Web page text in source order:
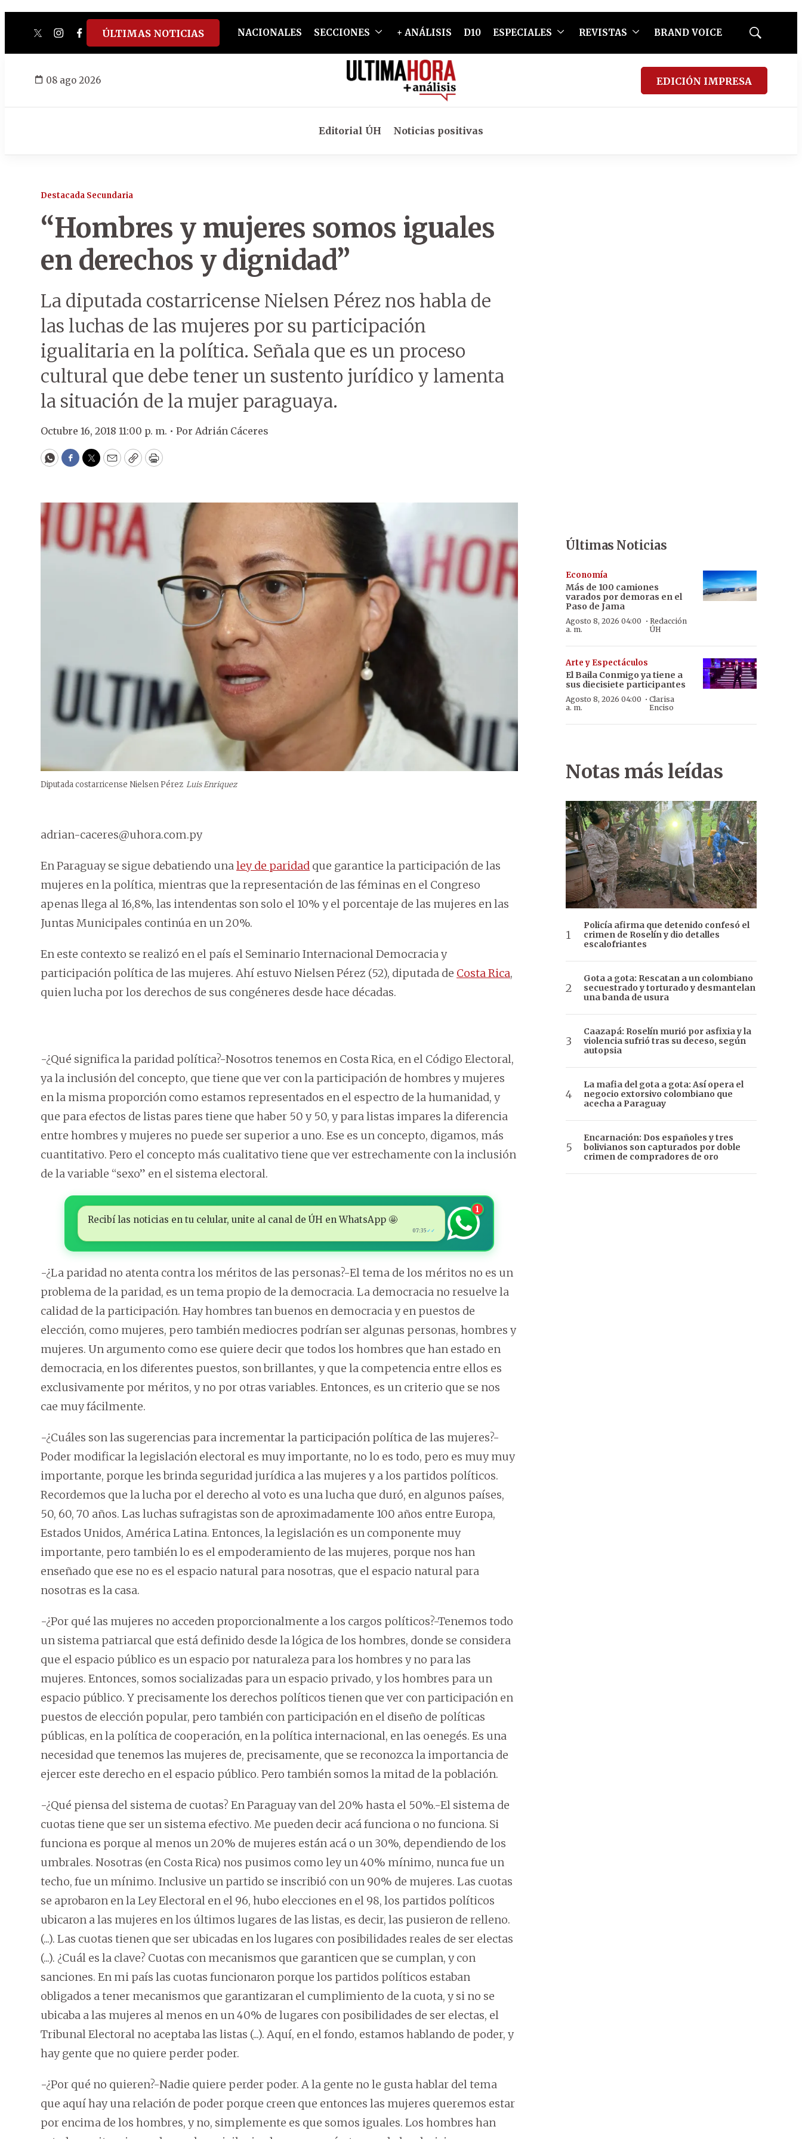
twitterinstagram
facebook
tiktokyoutube
spotify
ÚLTIMAS NOTICIAS NACIONALES SECCIONES + ANÁLISIS D10 ESPECIALES REVISTAS BRAND VOICE
Mostrar
08 ago 2026 EDICIÓN IMPRESA
Editorial ÚH Noticias positivas
Destacada Secundaria
“Hombres y mujeres somos iguales
en derechos y dignidad”
La diputada costarricense Nielsen Pérez nos habla de
las luchas de las mujeres por su participación
igualitaria en la política. Señala que es un proceso
cultural que debe tener un sustento jurídico y lamenta
la situación de la mujer paraguaya.
Octubre 16, 2018 11:00 p. m. • Por Adrián Cáceres
WhatsApp
Facebook
Twitter
EmailCopyPrint
Diputada costarricense Nielsen Pérez Luis Enriquez
adrian-caceres@uhora.com.py
En Paraguay se sigue debatiendo unaley de paridad que garantice la participación de las
mujeres en la política, mientras que la representación de las féminas en el Congreso
apenas llega al 16,8%, las intendentas son solo el 10% y el porcentaje de las mujeres en las
Juntas Municipales continúa en un 20%.
En este contexto se realizó en el país el Seminario Internacional Democracia y
participación política de las mujeres. Ahí estuvo Nielsen Pérez (52), diputada de Costa Rica,
quien lucha por los derechos de sus congéneres desde hace décadas.
-¿Qué significa la paridad política?-Nosotros tenemos en Costa Rica, en el Código Electoral,
ya la inclusión del concepto, que tiene que ver con la participación de hombres y mujeres
en la misma proporción como estamos representados en el espectro de la humanidad, y
que para efectos de listas pares tiene que haber 50 y 50, y para listas impares la diferencia
entre hombres y mujeres no puede ser superior a uno. Ese es un concepto, digamos, más
cuantitativo. Pero el concepto más cualitativo tiene que ver estrechamente con la inclusión
de la variable “sexo” en el sistema electoral.
Recibí las noticias en tu celular, unite al canal de ÚH en WhatsApp 🤩
07:35 ✓✓
1
-¿La paridad no atenta contra los méritos de las personas?-El tema de los méritos no es un
problema de la paridad, es un tema propio de la democracia. La democracia no resuelve la
calidad de la participación. Hay hombres tan buenos en democracia y en puestos de
elección, como mujeres, pero también mediocres podrían ser algunas personas, hombres y
mujeres. Un argumento como ese quiere decir que todos los hombres que han estado en
democracia, en los diferentes puestos, son brillantes, y que la competencia entre ellos es
exclusivamente por méritos, y no por otras variables. Entonces, es un criterio que se nos
cae muy fácilmente.
-¿Cuáles son las sugerencias para incrementar la participación política de las mujeres?-
Poder modificar la legislación electoral es muy importante, no lo es todo, pero es muy muy
importante, porque les brinda seguridad jurídica a las mujeres y a los partidos políticos.
Recordemos que la lucha por el derecho al voto es una lucha que duró, en algunos países,
50, 60, 70 años. Las luchas sufragistas son de aproximadamente 100 años entre Europa,
Estados Unidos, América Latina. Entonces, la legislación es un componente muy
importante, pero también lo es el empoderamiento de las mujeres, porque nos han
enseñado que ese no es el espacio natural para nosotras, que el espacio natural para
nosotras es la casa.
-¿Por qué las mujeres no acceden proporcionalmente a los cargos políticos?-Tenemos todo
un sistema patriarcal que está definido desde la lógica de los hombres, donde se considera
que el espacio público es un espacio por naturaleza para los hombres y no para las
mujeres. Entonces, somos socializadas para un espacio privado, y los hombres para un
espacio público. Y precisamente los derechos políticos tienen que ver con participación en
puestos de elección popular, pero también con participación en el diseño de políticas
públicas, en la política de cooperación, en la política internacional, en las oenegés. Es una
necesidad que tenemos las mujeres de, precisamente, que se reconozca la importancia de
ejercer este derecho en el espacio público. Pero también somos la mitad de la población.
-¿Qué piensa del sistema de cuotas? En Paraguay van del 20% hasta el 50%.-El sistema de
cuotas tiene que ser un sistema efectivo. Me pueden decir acá funciona o no funciona. Si
funciona es porque al menos un 20% de mujeres están acá o un 30%, dependiendo de los
umbrales. Nosotras (en Costa Rica) nos pusimos como ley un 40% mínimo, nunca fue un
techo, fue un mínimo. Inclusive un partido se inscribió con un 90% de mujeres. Las cuotas
se aprobaron en la Ley Electoral en el 96, hubo elecciones en el 98, los partidos políticos
ubicaron a las mujeres en los últimos lugares de las listas, es decir, las pusieron de relleno.
(...). Las cuotas tienen que ser ubicadas en los lugares con posibilidades reales de ser electas
(...). ¿Cuál es la clave? Cuotas con mecanismos que garanticen que se cumplan, y con
sanciones. En mi país las cuotas funcionaron porque los partidos políticos estaban
obligados a tener mecanismos que garantizaran el cumplimiento de la cuota, y si no se
ubicaba a las mujeres al menos en un 40% de lugares con posibilidades de ser electas, el
Tribunal Electoral no aceptaba las listas (...). Aquí, en el fondo, estamos hablando de poder, y
hay gente que no quiere perder poder.
-¿Por qué no quieren?-Nadie quiere perder poder. A la gente no le gusta hablar del tema
que aquí hay una relación de poder porque creen que entonces las mujeres queremos estar
por encima de los hombres, y no, simplemente es que somos iguales. Los hombres han
Últimas Noticias
Economía
Más de 100 camiones
varados por demoras en el
Paso de Jama
Agosto 8, 2026 04:00
a. m.
· Redacción
ÚH
Arte y Espectáculos
El Baila Conmigo ya tiene a
sus diecisiete participantes
Agosto 8, 2026 04:00
a. m.
· Clarisa
Enciso
Notas más leídas
Policía afirma que detenido confesó el
crimen de Roselín y dio detalles
escalofriantes
Gota a gota: Rescatan a un colombiano
secuestrado y torturado y desmantelan
una banda de usura
Caazapá: Roselín murió por asfixia y la
violencia sufrió tras su deceso, según
autopsia
La mafia del gota a gota: Así opera el
negocio extorsivo colombiano que
acecha a Paraguay
Encarnación: Dos españoles y tres
bolivianos son capturados por doble
crimen de compradores de oro